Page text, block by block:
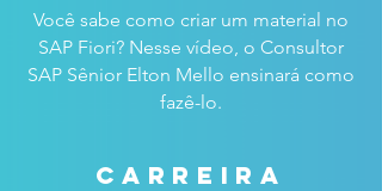
Você sabe como criar um material no
SAP Fiori? Nesse vídeo, o Consultor
SAP Sênior Elton Mello ensinará como
fazê-lo.
carreira